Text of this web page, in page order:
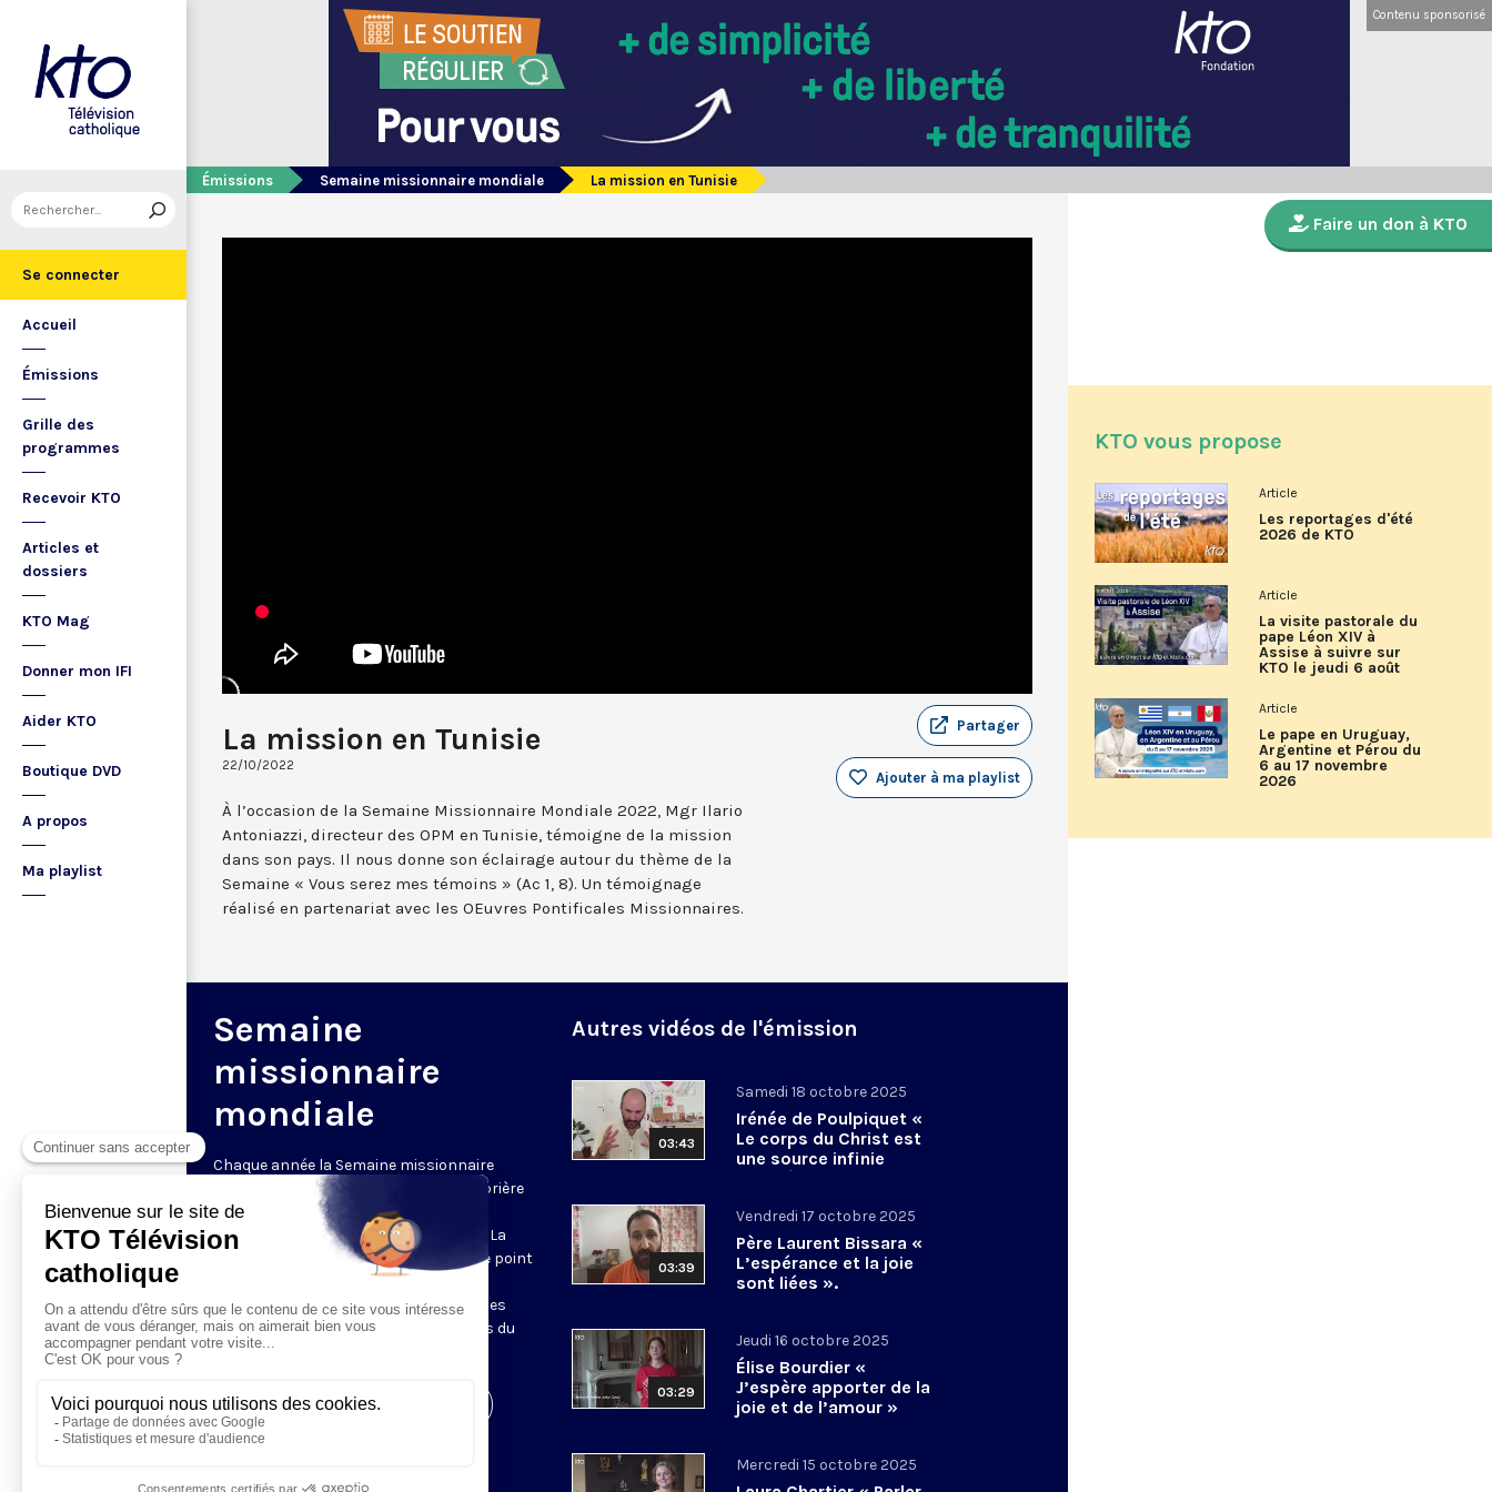
Se connecter
Accueil
Émissions
Grille des
programmes
Recevoir KTO
Articles et
dossiers
KTO Mag
Donner mon IFI
Aider KTO
Boutique DVD
A propos
Ma playlist
Contenu sponsorisé
Émissions Semaine missionnaire mondiale La mission en Tunisie
La mission en Tunisie
22/10/2022
Partager
Ajouter à ma playlist
À l’occasion de la Semaine Missionnaire Mondiale 2022, Mgr Ilario
Antoniazzi, directeur des OPM en Tunisie, témoigne de la mission
dans son pays. Il nous donne son éclairage autour du thème de la
Semaine « Vous serez mes témoins » (Ac 1, 8). Un témoignage
réalisé en partenariat avec les OEuvres Pontificales Missionnaires.
Semaine
missionnaire
mondiale
Chaque année la Semaine missionnaire
mondiale appelle les catholiques à la prière
et au partage, pour soutenir la vie et la
mission des Églises locales du monde. La
quête du Dimanche de la Mission est le point
culminant de la Semaine missionnaire
mondiale. KTO vous invite à découvrir des
témoins de la mission aux quatre coins du
monde.
Visiter la page de l'émission
Autres vidéos de l'émission
03:43
Samedi 18 octobre 2025
Irénée de Poulpiquet «
Le corps du Christ est
une source infinie
d’espérance »
03:39
Vendredi 17 octobre 2025
Père Laurent Bissara «
L’espérance et la joie
sont liées ».
03:29
Jeudi 16 octobre 2025
Élise Bourdier «
J’espère apporter de la
joie et de l’amour »
Mercredi 15 octobre 2025
Faire un don à KTO
KTO vous propose
Article
Les reportages d'été
2026 de KTO
Article
La visite pastorale du
pape Léon XIV à
Assise à suivre sur
KTO le jeudi 6 août
Article
Le pape en Uruguay,
Argentine et Pérou du
6 au 17 novembre
2026